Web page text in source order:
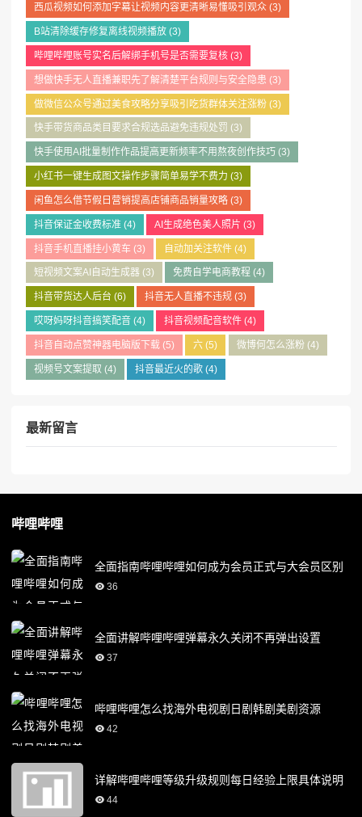
西瓜视频如何添加字幕让视频内容更清晰易懂吸引观众(3)
B站清除缓存修复离线视频播放(3)
哔哩哔哩账号实名后解绑手机号是否需要复核(3)
想做快手无人直播兼职先了解清楚平台规则与安全隐患 (3)
做微信公众号通过美食攻略分享吸引吃货群体关注涨粉(3)
快手带货商品类目要求合规选品避免违规处罚 (3)
快手使用AI批量制作作品提高更新频率不用熬夜创作技巧 (3)
小红书一键生成图文操作步骤简单易学不费力 (3)
闲鱼怎么借节假日营销提高店铺商品销量攻略(3)
抖音保证金收费标准(4) AI生成绝色美人照片 (3)
抖音手机直播挂小黄车(3) 自动加关注软件 (4)
短视频文案AI自动生成器(3) 免费自学电商教程 (4)
抖音带货达人后台 (6) 抖音无人直播不违规 (3)
哎呀妈呀抖音搞笑配音(4) 抖音视频配音软件 (4)
抖音自动点赞神器电脑版下载(5) 六 (5) 微博何怎么涨粉 (4)
视频号文案提取 (4) 抖音最近火的歌 (4)
最新留言
哔哩哔哩
全面指南哔哩哔哩如何成为会员正式与大会员区别
36
全面讲解哔哩哔哩弹幕永久关闭不再弹出设置
37
哔哩哔哩怎么找海外电视剧日剧韩剧美剧资源
42
详解哔哩哔哩等级升级规则每日经验上限具体说明
44